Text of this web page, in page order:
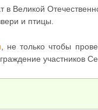
в Великой
и птицы.
, не только чтобы
участников